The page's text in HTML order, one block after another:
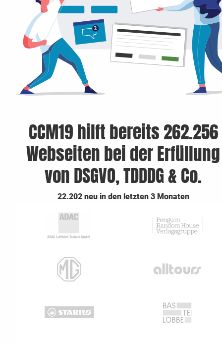
CCM19 hilft bereits 262.256
Webseiten bei der Erfüllung
von DSGVO, TDDDG & Co.
22.202 neu in den letzten 3 Monaten